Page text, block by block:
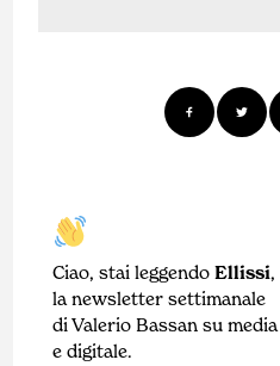
Ciao, stai leggendoEllissi,
la newsletter settimanale
di Valerio Bassan su media
e digitale.